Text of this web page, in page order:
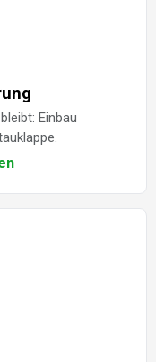
Einbau